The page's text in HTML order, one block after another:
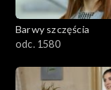
Barwy szczęścia
odc. 1580